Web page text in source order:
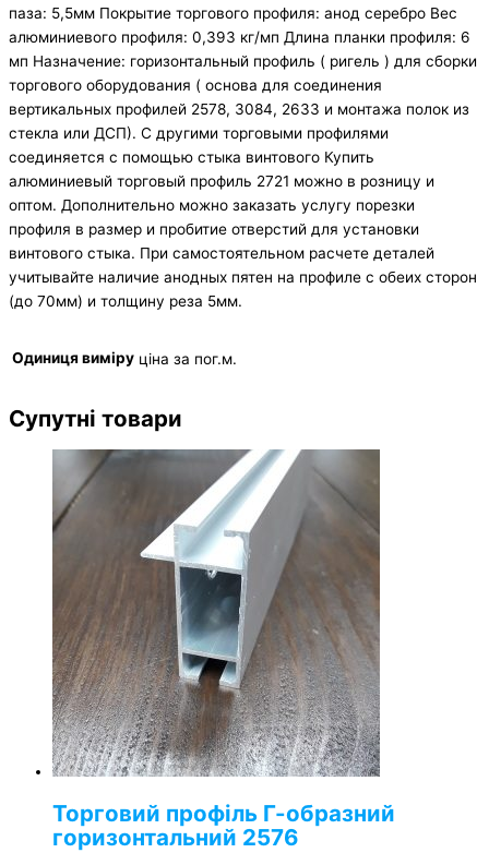
паза: 5,5мм Покрытие торгового профиля: анод серебро Вес
алюминиевого профиля: 0,393 кг/мп Длина планки профиля: 6
мп Назначение: горизонтальный профиль ( ригель ) для сборки
торгового оборудования ( основа для соединения
вертикальных профилей 2578, 3084, 2633 и монтажа полок из
стекла или ДСП). С другими торговыми профилями
соединяется с помощью стыка винтового Купить
алюминиевый торговый профиль 2721 можно в розницу и
оптом. Дополнительно можно заказать услугу порезки
профиля в размер и пробитие отверстий для установки
винтового стыка. При самостоятельном расчете деталей
учитывайте наличие анодных пятен на профиле с обеих сторон
(до 70мм) и толщину реза 5мм.
Одиниця виміру ціна за пог.м.
Супутні товари
Торговий профіль Г-образний
горизонтальний 2576